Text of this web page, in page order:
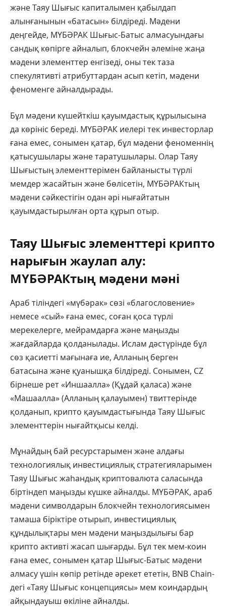
және Таяу Шығыс капиталымен қабылдап
алынғанынын «батасын» білдіреді. Мәдени
деңгейде, МҮБӘРАК Шығыс-Батыс алмасуындағы
сандық көпірге айналып, блокчейн әлеміне жаңа
мәдени элементтер енгізеді, оны тек таза
спекулятивті атрибуттардан асып кетіп, мәдени
феноменге айналдырады.
Бұл мәдени күшейткіш қауымдастық құрылысына
да көрініс береді. МҮБӘРАК иелері тек инвесторлар
ғана емес, сонымен қатар, бұл мәдени феноменнің
қатысушылары және таратушылары. Олар Таяу
Шығыстың элементтерімен байланысты түрлі
мемдер жасайтын және бөлісетін, МҮБӘРАКтың
мәдени сәйкестігін одан әрі нығайтатын
қауымдастырылған орта құрып отыр.
Таяу Шығыс элементтері крипто
нарығын жаулап алу:
МҮБӘРАКтың мәдени мәні
Араб тіліндегі «мүбәрак» сөзі «благословение»
немесе «сый» ғана емес, соған қоса түрлі
мерекелерге, мейрамдарға және маңызды
жағдайларда қолданылады. Ислам дәстүрінде бұл
сөз қасиетті мағынаға ие, Алланың берген
батасына және қуанышқа білдіреді. Сонымен, CZ
бірнеше рет «Иншаалла» (Құдай қаласа) және
«Машаалла» (Алланың қалауымен) твиттерінде
қолданып, крипто қауымдастығында Таяу Шығыс
элементтерін нығайтқысы келді.
Мұнайдың бай ресурстарымен және алдағы
технологиялық инвестициялық стратегияларымен
Таяу Шығыс жаһандық криптовалюта саласында
біртіндеп маңызды күшке айналды. МҮБӘРАК, араб
мәдени символдарын блокчейн технологиясымен
тамаша біріктіре отырып, инвестициялық
құндылықтары мен мәдени маңыздылығы бар
крипто активті жасап шығарды. Бұл тек мем-коин
ғана емес, сонымен қатар Шығыс-Батыс мәдени
алмасу үшін көпір ретінде әрекет ететін, BNB Chain-
дегі «Таяу Шығыс концепциясы» мем коиндардың
айқындауыш өкіліне айналды.